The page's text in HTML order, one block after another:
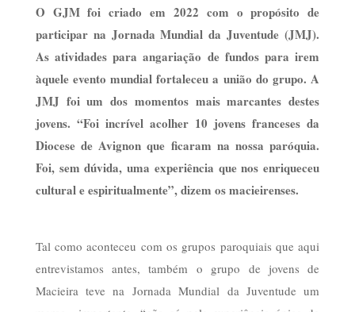
O GJM foi criado em 2022 com o propósito de
participar na Jornada Mundial da Juventude (JMJ).
As atividades para angariação de fundos para irem
àquele evento mundial fortaleceu a união do grupo. A
JMJ foi um dos momentos mais marcantes destes
jovens. “Foi incrível acolher 10 jovens franceses da
Diocese de Avignon que ficaram na nossa paróquia.
Foi, sem dúvida, uma experiência que nos enriqueceu
cultural e espiritualmente”, dizem os macieirenses.
Tal como aconteceu com os grupos paroquiais que aqui
entrevistamos antes, também o grupo de jovens de
Macieira teve na Jornada Mundial da Juventude um